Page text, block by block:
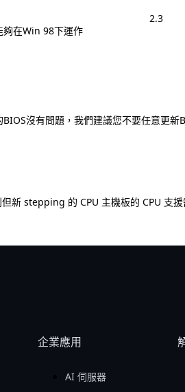
在Win 98下運作
2.3
沒有問題，我們建議您不要任意更
新 stepping 的 CPU 主機板的 CPU 支
企業應用
AI 伺服器